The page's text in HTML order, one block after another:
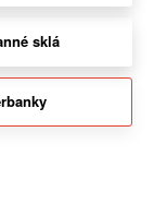
sklá